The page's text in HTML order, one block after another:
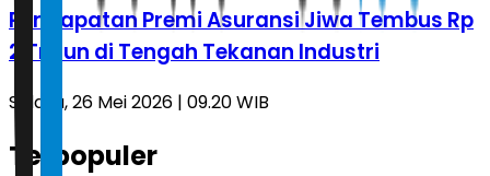
Pendapatan Premi Asuransi Jiwa Tembus Rp
2 Triliun di Tengah Tekanan Industri
Selasa, 26 Mei 2026 | 09.20 WIB
Terpopuler